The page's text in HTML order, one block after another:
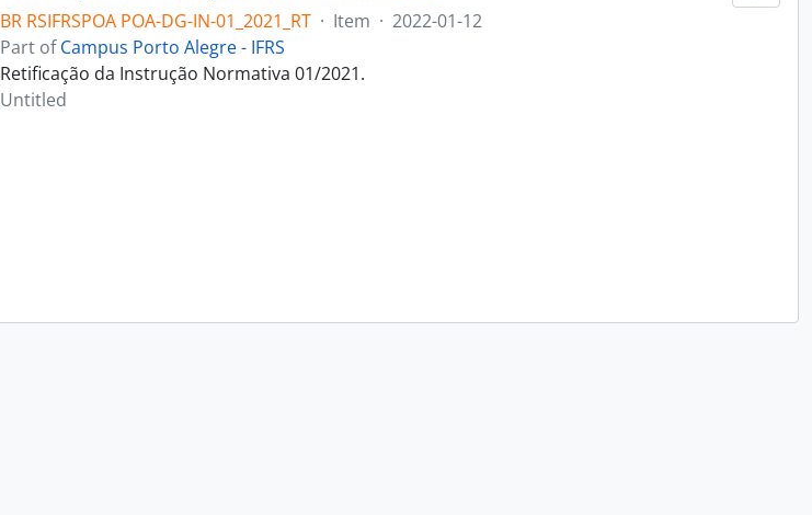
BR RSIFRSPOA POA-DG-IN-01_2021_RT · Item · 2022-01-12
Part ofCampus Porto Alegre - IFRS
Retificação da Instrução Normativa 01/2021.
Untitled